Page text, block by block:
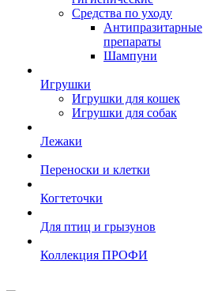
Средства по уходу
Антипразитарные
препараты
Шампуни
Игрушки
Игрушки для кошек
Игрушки для собак
Лежаки
Переноски и клетки
Когтеточки
Для птиц и грызунов
Коллекция ПРОФИ